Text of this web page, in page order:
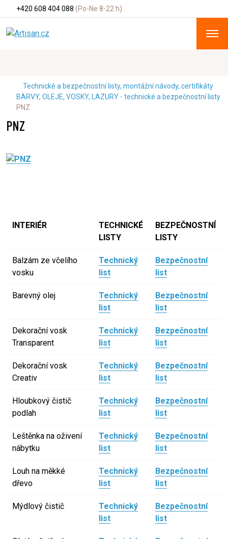
+420 608 404 088 (Po-Ne 8-22 h)
Technické a bezpečnostní listy, montážní návody, certifikáty
BARVY, OLEJE, VOSKY, LAZURY - technické a bezpečnostní listy
PNZ
PNZ
INTERIÉR
TECHNICKÉ
LISTY
BEZPEČNOSTNÍ
LISTY
Balzám ze včelího
vosku
Technický
list
Bezpečnostní
list
Barevný olej
Technický
list
Bezpečnostní
list
Dekorační vosk
Transparent
Technický
list
Bezpečnostní
list
Dekorační vosk
Creativ
Technický
list
Bezpečnostní
list
Hloubkový čistič
podlah
Technický
list
Bezpečnostní
list
Leštěnka na oživení
nábytku
Technický
list
Bezpečnostní
list
Louh na měkké
dřevo
Technický
list
Bezpečnostní
list
Mýdlový čistič
Technický
list
Bezpečnostní
list